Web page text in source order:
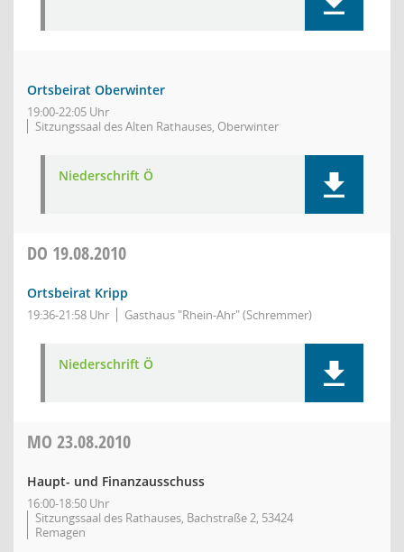
Ortsbeirat Oberwinter
19:00-22:05 Uhr
Sitzungssaal des Alten Rathauses, Oberwinter
Niederschrift Ö
DO 19.08.2010
Ortsbeirat Kripp
19:36-21:58 Uhr Gasthaus "Rhein-Ahr" (Schremmer)
Niederschrift Ö
MO 23.08.2010
Haupt- und Finanzausschuss
16:00-18:50 Uhr
Sitzungssaal des Rathauses, Bachstraße 2, 53424
Remagen